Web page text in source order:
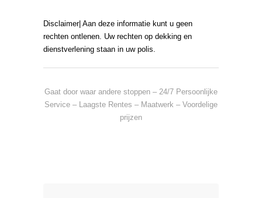
Disclaimer| Aan deze informatie kunt u geen
rechten ontlenen. Uw rechten op dekking en
dienstverlening staan in uw polis.
Gaat door waar andere stoppen – 24/7 Persoonlijke
Service – Laagste Rentes – Maatwerk – Voordelige
prijzen